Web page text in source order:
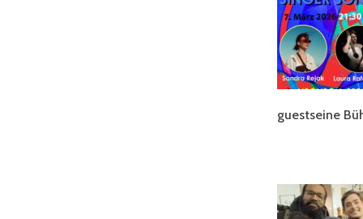
guestseine